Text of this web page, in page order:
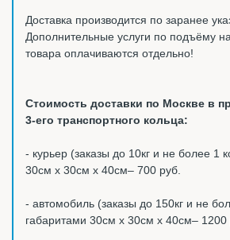
Доставка производится по заранее
Дополнительные услуги по подъёму
товара оплачиваются отдельно!
Стоимость доставки по Москве в
3-его транспортного кольца:
- курьер (заказы до 10кг и не более 1
30см х 30см х 40см– 700 руб.
- автомобиль (заказы до 150кг и не
габаритами 30см х 30см х 40см– 1200